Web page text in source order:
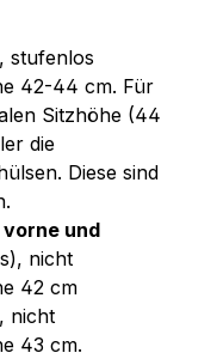
, stufenlos
42-44 cm. Für
Sitzhöhe (44
die
Diese sind
und
nicht
42 cm
, nicht
43 cm.